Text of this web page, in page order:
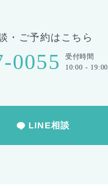
・ご予約はこちら
0055
受付時間
10:00 - 19:00
LINE相談